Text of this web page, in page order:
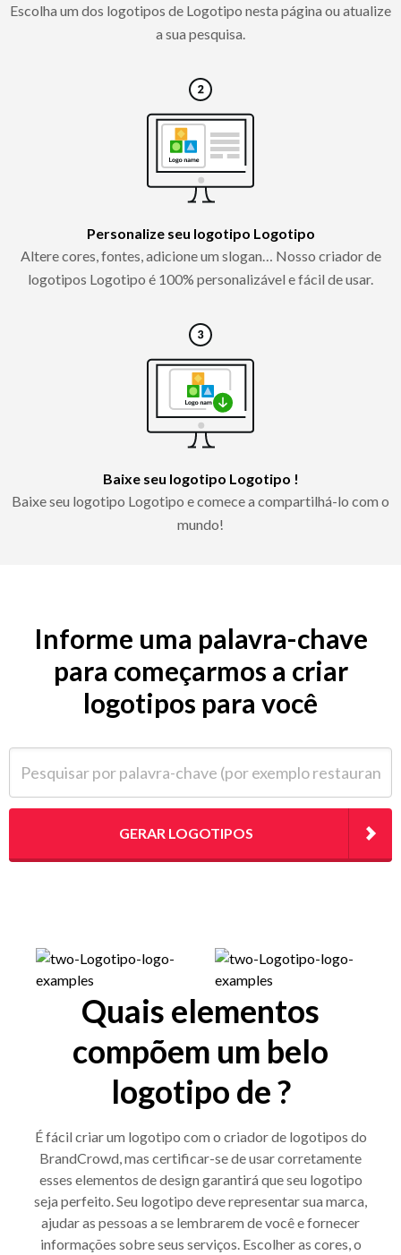
Escolha um dos logotipos de Logotipo nesta página ou atualize
a sua pesquisa.
Personalize seu logotipo Logotipo
Altere cores, fontes, adicione um slogan… Nosso criador de
logotipos Logotipo é 100% personalizável e fácil de usar.
Baixe seu logotipo Logotipo !
Baixe seu logotipo Logotipo e comece a compartilhá-lo com o
mundo!
Informe uma palavra-chave
para começarmos a criar
logotipos para você
GERAR LOGOTIPOS
Quais elementos
compõem um belo
logotipo de ?
É fácil criar um logotipo com o criador de logotipos do
BrandCrowd, mas certificar-se de usar corretamente
esses elementos de design garantirá que seu logotipo
seja perfeito. Seu logotipo deve representar sua marca,
ajudar as pessoas a se lembrarem de você e fornecer
informações sobre seus serviços. Escolher as cores, o